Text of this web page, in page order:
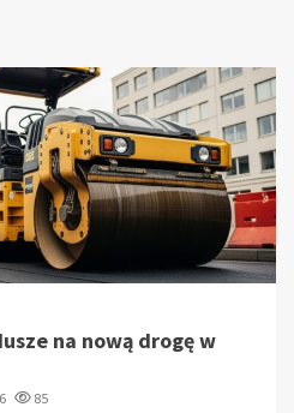
na nową drogę w
85